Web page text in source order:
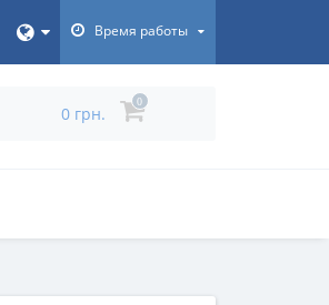
Время работы
0 грн.
0